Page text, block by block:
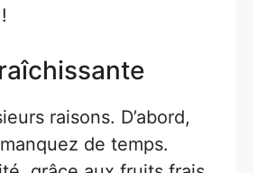
raisons. D’abord,
de temps.